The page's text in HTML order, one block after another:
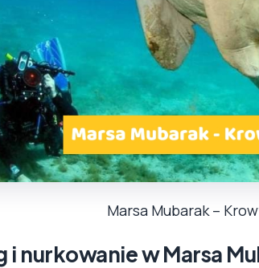
Marsa Mubarak –
i nurkowanie w Marsa